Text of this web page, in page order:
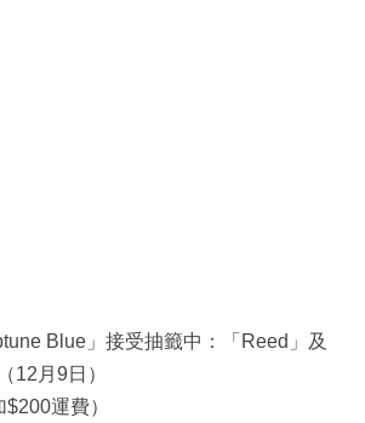
Blue」接受抽籤中：「Reed」及
12月9日）
運費）